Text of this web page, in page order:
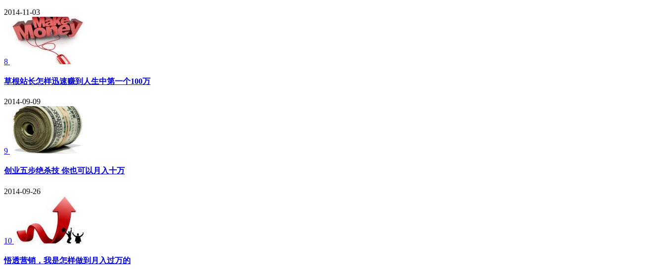
2014-11-03
8
草根站长怎样迅速赚到人生中第一个100万
2014-09-09
9
创业五步绝杀技 你也可以月入十万
2014-09-26
10
悟透营销，我是怎样做到月入过万的